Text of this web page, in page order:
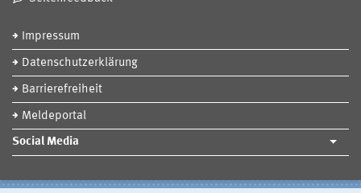
Impressum
Datenschutzerklärung
Barrierefreiheit
Meldeportal
Social Media